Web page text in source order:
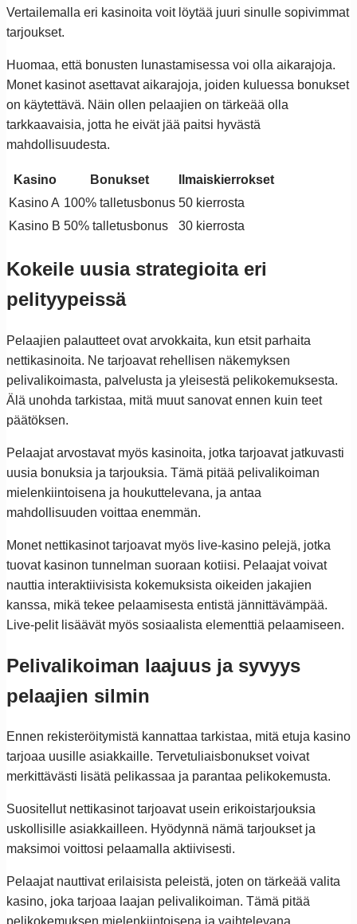
Vertailemalla eri kasinoita voit löytää juuri sinulle sopivimmat
tarjoukset.
Huomaa, että bonusten lunastamisessa voi olla aikarajoja.
Monet kasinot asettavat aikarajoja, joiden kuluessa bonukset
on käytettävä. Näin ollen pelaajien on tärkeää olla
tarkkaavaisia, jotta he eivät jää paitsi hyvästä
mahdollisuudesta.
Kasino Bonukset
Ilmaiskierrokset
Kasino A 100% talletusbonus 50 kierrosta
Kasino B 50% talletusbonus 30 kierrosta
Kokeile uusia strategioita eri
pelityypeissä
Pelaajien palautteet ovat arvokkaita, kun etsit parhaita
nettikasinoita. Ne tarjoavat rehellisen näkemyksen
pelivalikoimasta, palvelusta ja yleisestä pelikokemuksesta.
Älä unohda tarkistaa, mitä muut sanovat ennen kuin teet
päätöksen.
Pelaajat arvostavat myös kasinoita, jotka tarjoavat jatkuvasti
uusia bonuksia ja tarjouksia. Tämä pitää pelivalikoiman
mielenkiintoisena ja houkuttelevana, ja antaa
mahdollisuuden voittaa enemmän.
Monet nettikasinot tarjoavat myös live-kasino pelejä, jotka
tuovat kasinon tunnelman suoraan kotiisi. Pelaajat voivat
nauttia interaktiivisista kokemuksista oikeiden jakajien
kanssa, mikä tekee pelaamisesta entistä jännittävämpää.
Live-pelit lisäävät myös sosiaalista elementtiä pelaamiseen.
Pelivalikoiman laajuus ja syvyys
pelaajien silmin
Ennen rekisteröitymistä kannattaa tarkistaa, mitä etuja kasino
tarjoaa uusille asiakkaille. Tervetuliaisbonukset voivat
merkittävästi lisätä pelikassaa ja parantaa pelikokemusta.
Suositellut nettikasinot tarjoavat usein erikoistarjouksia
uskollisille asiakkailleen. Hyödynnä nämä tarjoukset ja
maksimoi voittosi pelaamalla aktiivisesti.
Pelaajat nauttivat erilaisista peleistä, joten on tärkeää valita
kasino, joka tarjoaa laajan pelivalikoiman. Tämä pitää